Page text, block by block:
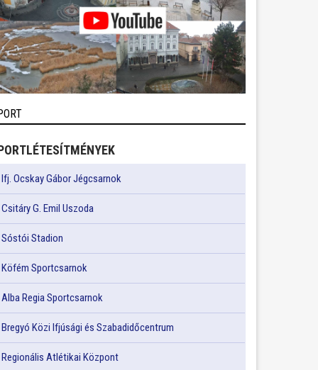
Ifj. Ocskay Gábor Jégcsarnok
Csitáry G. Emil Uszoda
Sóstói Stadion
Köfém Sportcsarnok
Alba Regia Sportcsarnok
Bregyó Közi Ifjúsági és Szabadidőcentrum
Regionális Atlétikai Központ